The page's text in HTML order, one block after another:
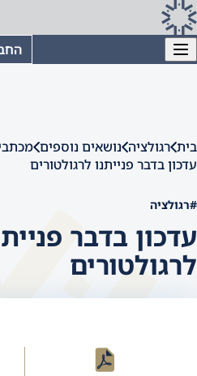
בית רגולציה נושאים נוספים
עדכון בדבר פנייתנו לרגולטורים
#רגולציה
עדכון בדבר
לרגולטורים